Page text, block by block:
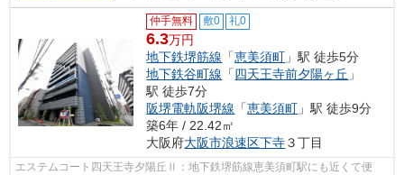
仲手無料 敷0 礼0
6.3万円
地下鉄堺筋線 「恵美須町 」駅 徒歩5分
地下鉄谷町線 「四天王寺前夕陽ヶ丘 」
駅 徒歩7分
阪堺電軌阪堺線 「恵美須町 」駅 徒歩9分
築6年 / 22.42㎡
大阪府大阪市浪速区下寺３丁目
エステムコート四天王寺夕陽丘Ⅱ：地下鉄堺筋線恵美須町駅にも近くて便